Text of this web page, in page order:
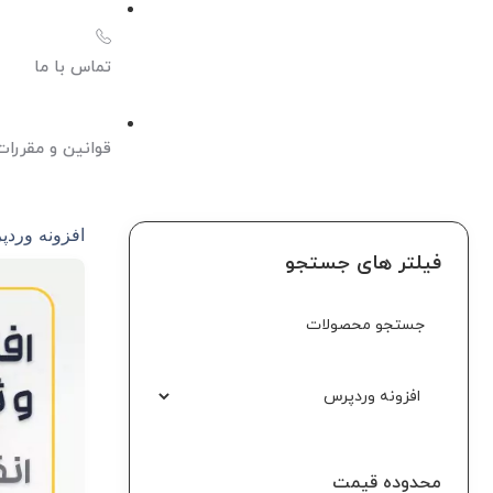
تماس با ما
قوانین و
فیلتر های جستجو
محدوده قیمت
افزونه